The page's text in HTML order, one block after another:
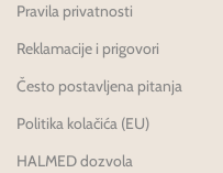
Pravila privatnosti
Reklamacije i prigovori
Često postavljena pitanja
Politika kolačića (EU)
HALMED dozvola